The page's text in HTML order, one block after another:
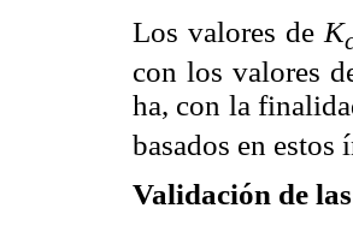
Los valores de K
con los valores
ha, con la
basados en estos
Validación de